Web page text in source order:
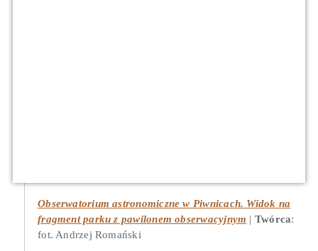
Obserwatorium astronomiczne w Piwnicach. Widok na
fragment parku z pawilonem obserwacyjnym
Twórca:
fot. Andrzej Romański